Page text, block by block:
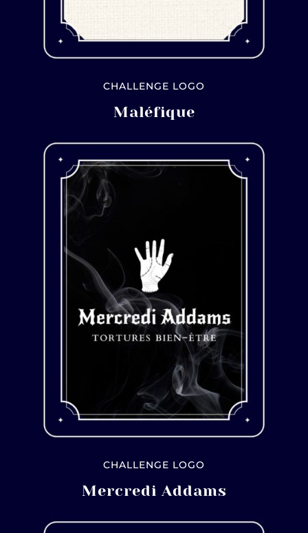
CHALLENGE LOGO
Maléfique
CHALLENGE LOGO
Mercredi Addams